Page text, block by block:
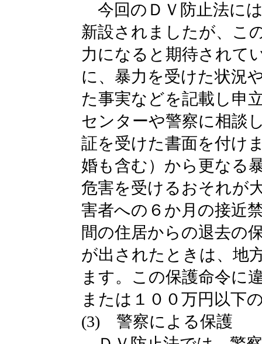
今回のＤＶ防止法に
新設されましたが、こ
力になると期待されて
に、暴力を受けた状況
た事実などを記載し申
センターや警察に相談
証を受けた書面を付け
婚も含む）から更なる
危害を受けるおそれが
害者への６か月の接近
間の住居からの退去の
が出されたときは、地
ます。この保護命令に
または１００万円以下
(3) 警察による保護